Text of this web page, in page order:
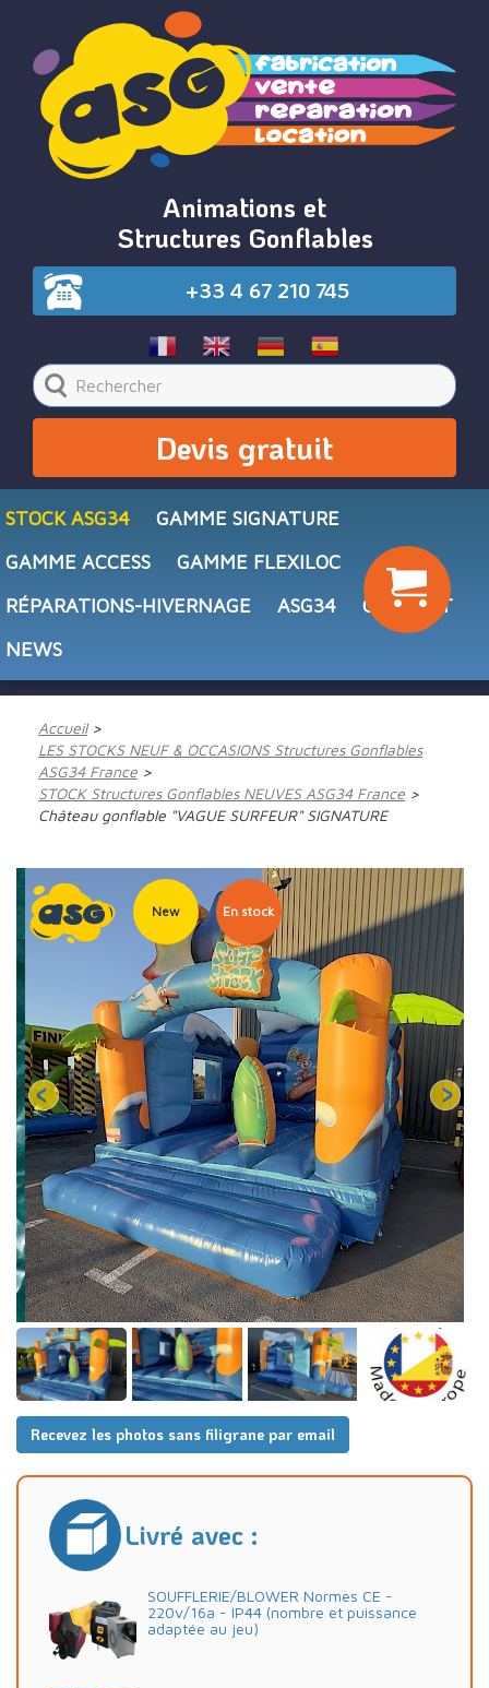
Animations et
Structures Gonflables
+33 4 67 210 745
Devis gratuit
STOCK ASG34
GAMME SIGNATURE
GAMME ACCESS
GAMME FLEXILOC
RÉPARATIONS-HIVERNAGE
ASG34
CONTACT
NEWS
Accueil
LES STOCKS NEUF & OCCASIONS Structures Gonflables
ASG34 France
STOCK Structures Gonflables NEUVES ASG34 France
Château gonflable "VAGUE SURFEUR" SIGNATURE
Recevez les photos sans filigrane par email
New En stock
Livré avec :
SOUFFLERIE/BLOWER Normes CE -
220v/16a - IP44 (nombre et puissance
adaptée au jeu)